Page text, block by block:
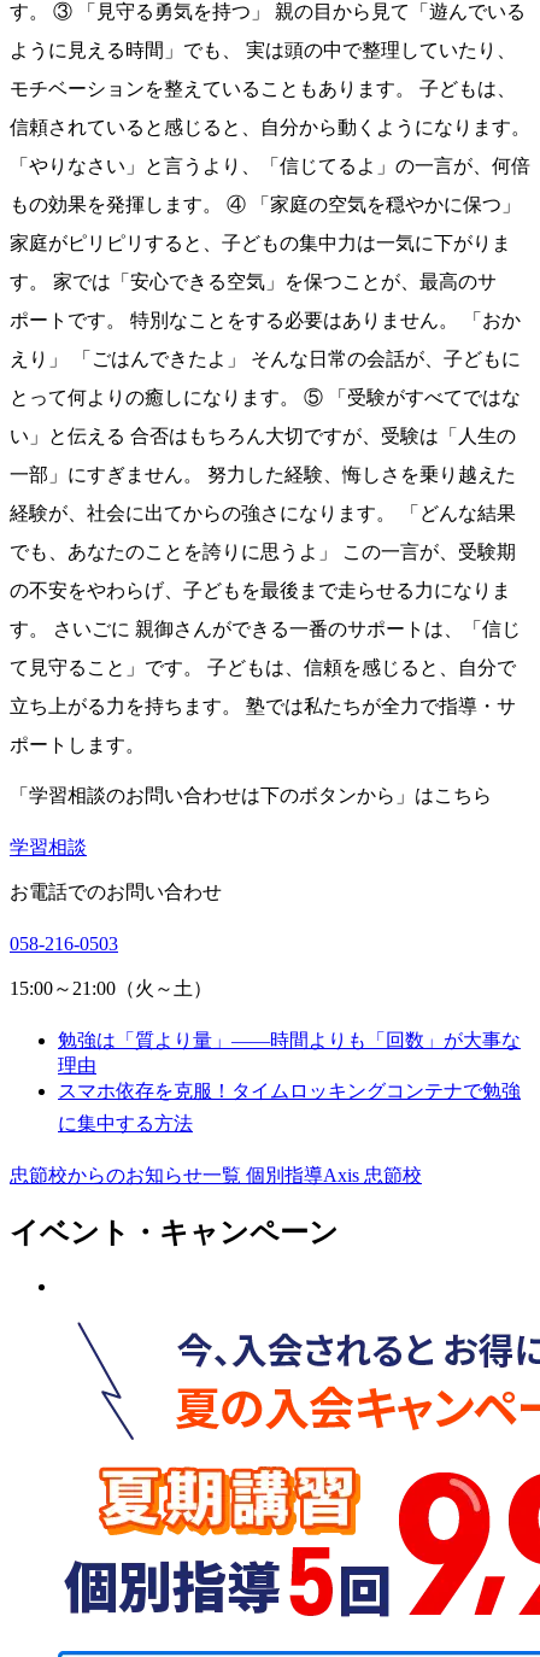
す。 ③ 「見守る勇気を持つ」 親の目から見て「遊んでいる
ように見える時間」でも、 実は頭の中で整理していたり、
モチベーションを整えていることもあります。 子どもは、
信頼されていると感じると、自分から動くようになります。
「やりなさい」と言うより、「信じてるよ」の一言が、何倍
もの効果を発揮します。 ④ 「家庭の空気を穏やかに保つ」
家庭がピリピリすると、子どもの集中力は一気に下がりま
す。 家では「安心できる空気」を保つことが、最高のサ
ポートです。 特別なことをする必要はありません。 「おか
えり」 「ごはんできたよ」 そんな日常の会話が、子どもに
とって何よりの癒しになります。 ⑤ 「受験がすべてではな
い」と伝える 合否はもちろん大切ですが、受験は「人生の
一部」にすぎません。 努力した経験、悔しさを乗り越えた
経験が、社会に出てからの強さになります。 「どんな結果
でも、あなたのことを誇りに思うよ」 この一言が、受験期
の不安をやわらげ、子どもを最後まで走らせる力になりま
す。 さいごに 親御さんができる一番のサポートは、「信じ
て見守ること」です。 子どもは、信頼を感じると、自分で
立ち上がる力を持ちます。 塾では私たちが全力で指導・サ
ポートします。
「学習相談のお問い合わせは下のボタンから」はこちら
学習相談
お電話でのお問い合わせ
058-216-0503
15:00～21:00（火～土）
勉強は「質より量」――時間よりも「回数」が大事な
理由
スマホ依存を克服！タイムロッキングコンテナで勉強
に集中する方法
忠節校からのお知らせ一覧 個別指導Axis 忠節校
イベント・キャンペーン